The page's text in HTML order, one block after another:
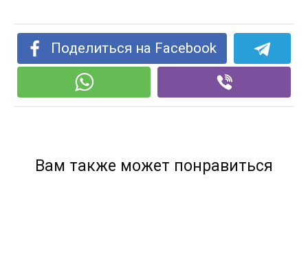
Поделиться на Facebook
Вам также может понравиться